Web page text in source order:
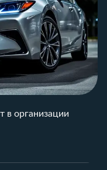
в организации